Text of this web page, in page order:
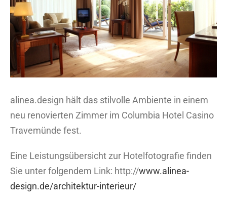
alinea.design hält das stilvolle Ambiente in einem
neu renovierten Zimmer im Columbia Hotel Casino
Travemünde fest.
Eine Leistungsübersicht zur Hotelfotografie finden
Sie unter folgendem Link: http://www.alinea-
design.de/architektur-interieur/